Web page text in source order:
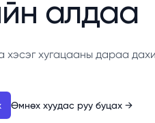
алдаа
хэсэг хугацааны дараа
Өмнөх хуудас руу буцах →